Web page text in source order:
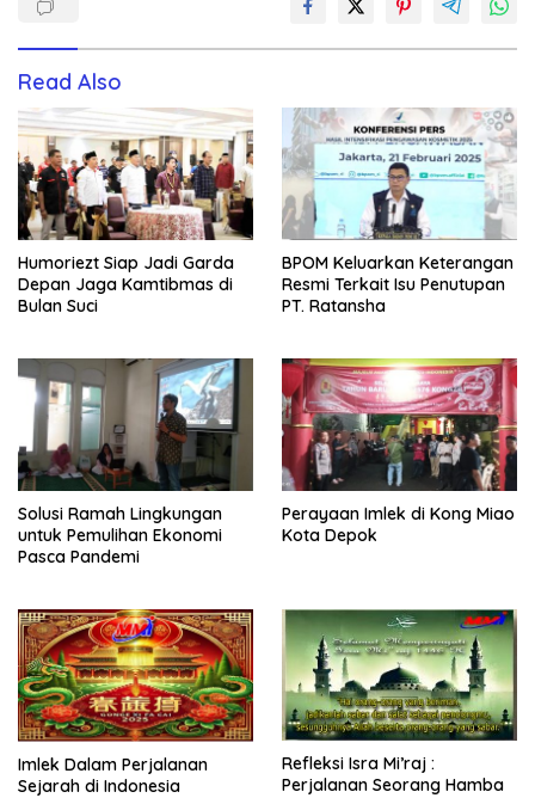
Read Also
Humoriezt Siap Jadi Garda
Depan Jaga Kamtibmas di
Bulan Suci
BPOM Keluarkan Keterangan
Resmi Terkait Isu Penutupan
PT. Ratansha
Solusi Ramah Lingkungan
untuk Pemulihan Ekonomi
Pasca Pandemi
Perayaan Imlek di Kong Miao
Kota Depok
Imlek Dalam Perjalanan
Sejarah di Indonesia
Refleksi Isra Mi’raj :
Perjalanan Seorang Hamba